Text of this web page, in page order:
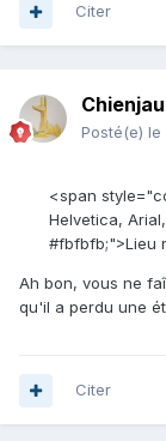
Citer
Posté(e) le
<span
Helvetica,
#fbfbfb;">Lieu
Ah bon, vous ne
qu'il a perdu une
Citer